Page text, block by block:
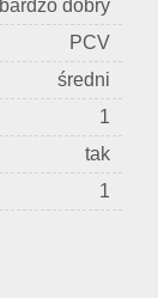
bardzo dobry
PCV
średni
1
tak
1